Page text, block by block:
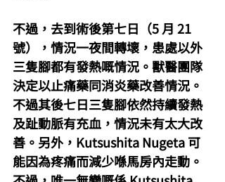
不過，去到術後第七日（5 月 21
號），情況一夜間轉壞，患處以外
三隻腳都有發熱嘅情況。獸醫團隊
決定以止痛藥同消炎藥改善情況。
不過其後七日三隻腳依然持續發熱
及趾動脈有充血，情況未有太大改
善。另外，Kutsushita Nugeta 可
能因為疼痛而減少喺馬房內走動。